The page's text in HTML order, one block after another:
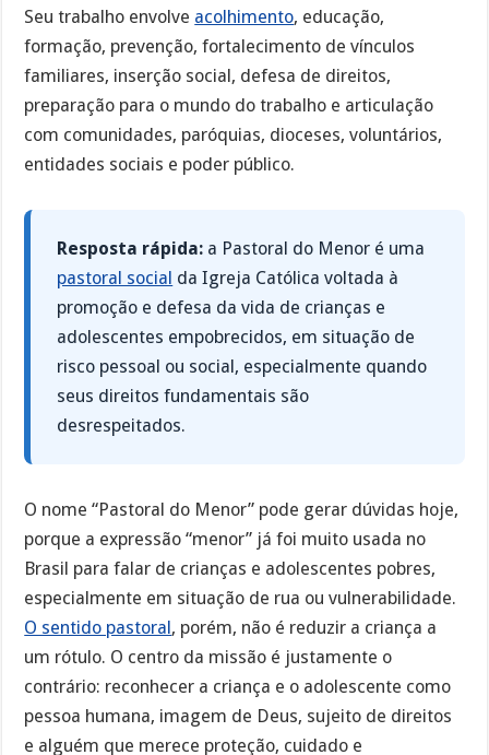
Seu trabalho envolve acolhimento, educação,
formação, prevenção, fortalecimento de vínculos
familiares, inserção social, defesa de direitos,
preparação para o mundo do trabalho e articulação
com comunidades, paróquias, dioceses, voluntários,
entidades sociais e poder público.
Resposta rápida: a Pastoral do Menor é uma
pastoral social da Igreja Católica voltada à
promoção e defesa da vida de crianças e
adolescentes empobrecidos, em situação de
risco pessoal ou social, especialmente quando
seus direitos fundamentais são
desrespeitados.
O nome “Pastoral do Menor” pode gerar dúvidas hoje,
porque a expressão “menor” já foi muito usada no
Brasil para falar de crianças e adolescentes pobres,
especialmente em situação de rua ou vulnerabilidade.
O sentido pastoral , porém, não é reduzir a criança a
um rótulo. O centro da missão é justamente o
contrário: reconhecer a criança e o adolescente como
pessoa humana, imagem de Deus, sujeito de direitos
e alguém que merece proteção, cuidado e